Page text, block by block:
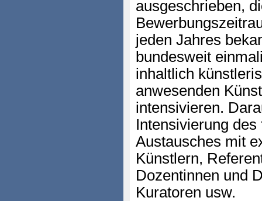
ausgeschrieben,
jeden Jahres
bundesweit
inhaltlich
anwesenden
intensivieren.
Intensivierung
Austausches mit
Künstlern,
Dozentinnen und
Kuratoren usw.